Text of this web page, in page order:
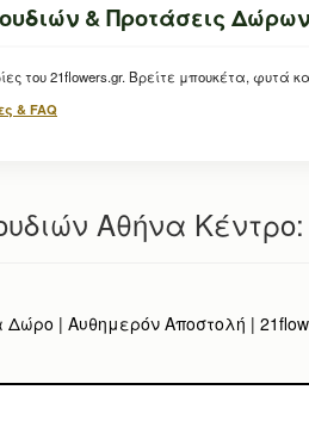
& Προτάσεις Δώρων
του 21flowers.gr. Βρείτε μπουκέτα,
& FAQ
Αθήνα
Δώρο | Αυθημερόν Αποστολή |